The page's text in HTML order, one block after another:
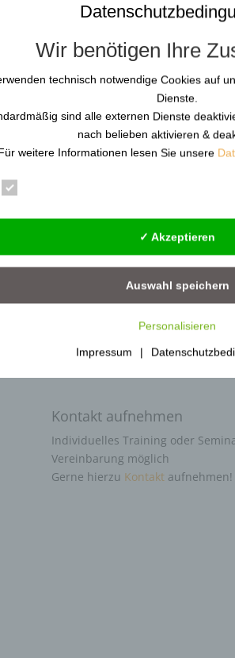
(KRITIS):
Resilienz-Update 2026 Stichtag 6. März
Das Gesetz ist anschließend am 17.
Kontakt aufnehmen
Individuelles Training oder
Vereinbarung möglich
Gerne hierzu Kontaktaufnehmen!
Wir benötigen Ihre
technisch notwendige Cookies auf
Dienste.
sind alle externen Dienste
nach belieben aktivieren &
weitere Informationen lesen Sie unsere
✓ Akzeptieren
Auswahl speichern
Personalisieren
Impressum |